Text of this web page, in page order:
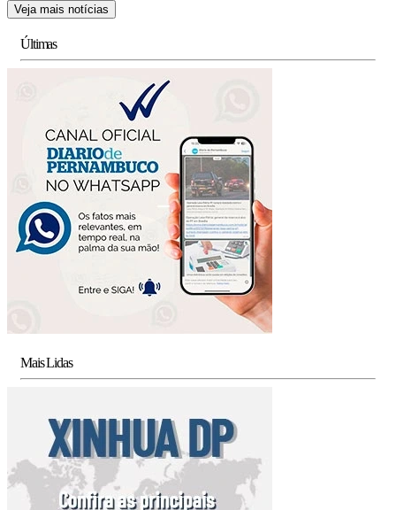
Veja mais notícias
Últimas
Mais Lidas